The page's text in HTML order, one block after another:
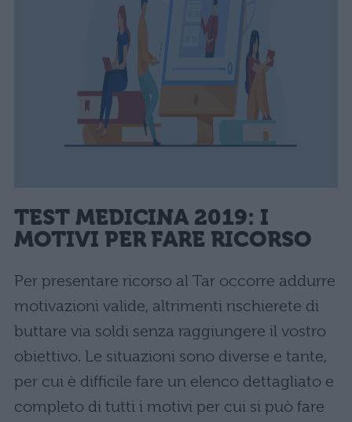
TEST MEDICINA 2019: I
MOTIVI PER FARE RICORSO
Per presentare ricorso al Tar occorre addurre
motivazioni valide, altrimenti rischierete di
buttare via soldi senza raggiungere il vostro
obiettivo. Le situazioni sono diverse e tante,
per cui è difficile fare un elenco dettagliato e
completo di tutti i motivi per cui si può fare